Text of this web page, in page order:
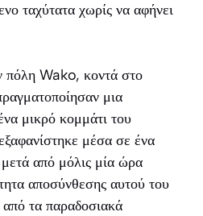
ταχύτατα χωρίς να αφήνει
πόλη Wako, κοντά στο
μια
μικρό κομμάτι του
μέσα σε ένα
από μόλις μία ώρα
αποσύνθεσης αυτού του
από τα παραδοσιακά